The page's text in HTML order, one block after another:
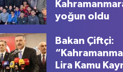
yoğun oldu
Bakan Çiftçi:
Lira Kamu